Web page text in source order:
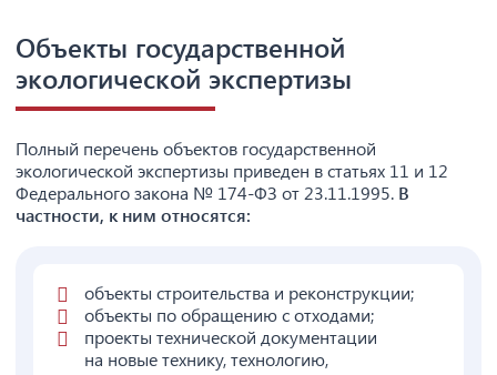
Объекты государственной
экологической экспертизы
Полный перечень объектов государственной
экологической экспертизы приведен в статьях 11 и 12
Федерального закона № 174-ФЗ от 23.11.1995. В
частности, к ним относятся:
объекты строительства и реконструкции;
объекты по обращению с отходами;
проекты технической документации
на новые технику, технологию,